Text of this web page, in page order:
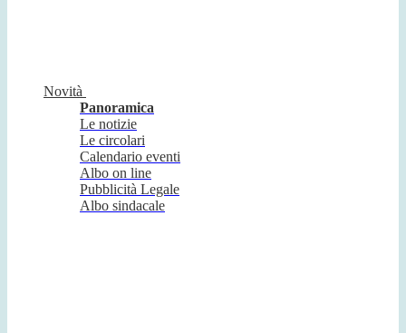
Novità
Panoramica
Le notizie
Le circolari
Calendario eventi
Albo on line
Pubblicità Legale
Albo sindacale